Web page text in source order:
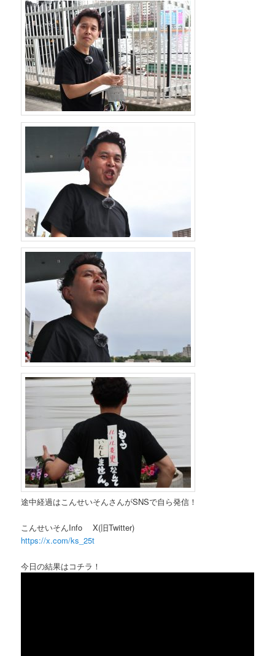
途中経過はこんせいそんさんがSNSで自ら発信！
こんせいそんInfo X(旧Twitter)
https://x.com/ks_25t
今日の結果はコチラ！